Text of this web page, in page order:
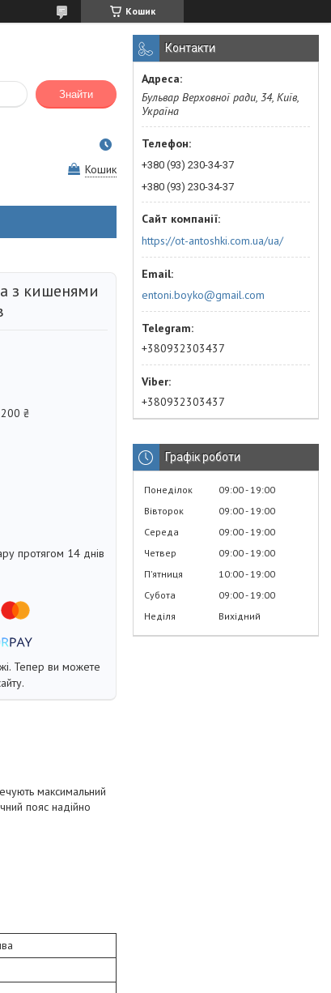
Кошик
Знайти
Кошик
з кишенями
200 ₴
протягом 14 днів
Тепер ви можете
максимальний
пояс надійно
Контакти
Бульвар Верховної ради, 34, Київ,
Україна
+380 (93) 230-34-37
+380 (93) 230-34-37
https://ot-antoshki.com.ua/ua/
entoni.boyko@gmail.com
+380932303437
+380932303437
Графік роботи
Понеділок 09:00 19:00
Вівторок
09:00 19:00
Середа
09:00 19:00
Четвер
09:00 19:00
Пʼятниця
10:00 19:00
Субота
09:00 19:00
Неділя
Вихідний